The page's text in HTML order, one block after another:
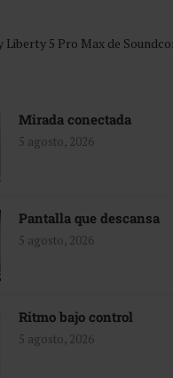
Liberty 5 Pro Max de
Mirada conectada
5 agosto, 2026
Pantalla que descansa
5 agosto, 2026
Ritmo bajo control
5 agosto, 2026